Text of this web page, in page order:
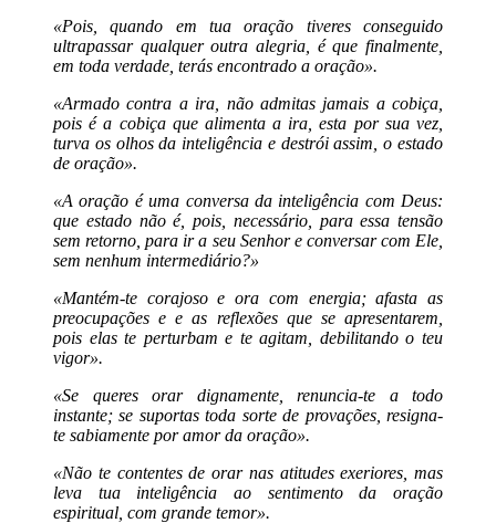
«Pois, quando em tua oração tiveres conseguido
ultrapassar qualquer outra alegria, é que finalmente,
em toda verdade, terás encontrado a oração».
«Armado contra a ira, não admitas jamais a cobiça,
pois é a cobiça que alimenta a ira, esta por sua vez,
turva os olhos da inteligência e destrói assim, o estado
de oração».
«A oração é uma conversa da inteligência com Deus:
que estado não é, pois, necessário, para essa tensão
sem retorno, para ir a seu Senhor e conversar com Ele,
sem nenhum intermediário?»
«Mantém-te corajoso e ora com energia; afasta as
preocupações e e as reflexões que se apresentarem,
pois elas te perturbam e te agitam, debilitando o teu
vigor».
«Se queres orar dignamente, renuncia-te a todo
instante; se suportas toda sorte de provações, resigna-
te sabiamente por amor da oração».
«Não te contentes de orar nas atitudes exeriores, mas
leva tua inteligência ao sentimento da oração
espiritual, com grande temor».